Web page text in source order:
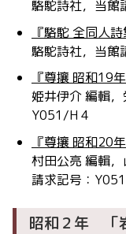
駱駝詩社，当
『駱駝 全同人
駱駝詩社，当
『尊攘 昭和19
姫井伊介 編輯
Y051/H 4
『尊攘 昭和20
村田公亮 編輯
請求記号：
昭和２年 「